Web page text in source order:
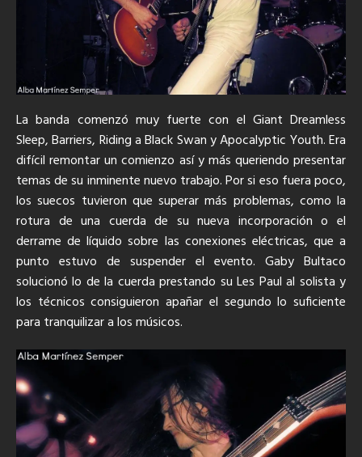
La banda comenzó muy fuerte con el Giant Dreamless
Sleep, Barriers, Riding a Black Swan y Apocalyptic Youth. Era
difícil remontar un comienzo así y más queriendo presentar
temas de su inminente nuevo trabajo. Por si eso fuera poco,
los suecos tuvieron que superar más problemas, como la
rotura de una cuerda de su nueva incorporación o el
derrame de líquido sobre las conexiones eléctricas, que a
punto estuvo de suspender el evento. Gaby Bultaco
solucionó lo de la cuerda prestando su Les Paul al solista y
los técnicos consiguieron apañar el segundo lo suficiente
para tranquilizar a los músicos.